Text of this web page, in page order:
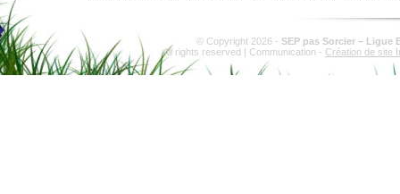
© Copyright 2026 - SEP pas Sorcier – Ligue
All rights reserved | Communication - Création de site